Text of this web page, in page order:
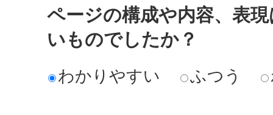
ページの構成や内容、表
いものでしたか？
わかりやすい ふつう